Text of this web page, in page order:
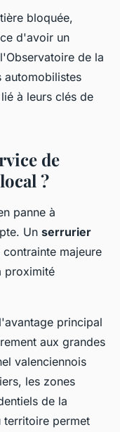
bloquée,
d'avoir un
de la
automobilistes
à leurs clés de
de
?
panne à
Un serrurier
majeure
proximité
principal
aux grandes
valenciennois
les zones
de la
territoire permet